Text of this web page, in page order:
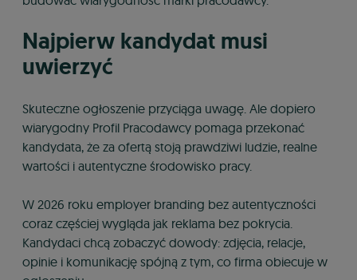
Najpierw kandydat musi
uwierzyć
Skuteczne ogłoszenie przyciąga uwagę. Ale dopiero
wiarygodny Profil Pracodawcy pomaga przekonać
kandydata, że za ofertą stoją prawdziwi ludzie, realne
wartości i autentyczne środowisko pracy.
W 2026 roku employer branding bez autentyczności
coraz częściej wygląda jak reklama bez pokrycia.
Kandydaci chcą zobaczyć dowody: zdjęcia, relacje,
opinie i komunikację spójną z tym, co firma obiecuje w